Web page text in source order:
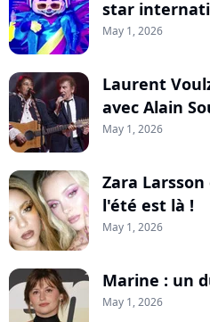
star
May 1, 2026
Laurent
avec Alain
May 1, 2026
Zara
l'été est là !
May 1, 2026
Marine : un
May 1, 2026